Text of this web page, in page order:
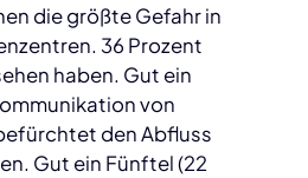
die größte Gefahr in
36 Prozent
haben. Gut ein
von
den Abfluss
Gut ein Fünftel (22